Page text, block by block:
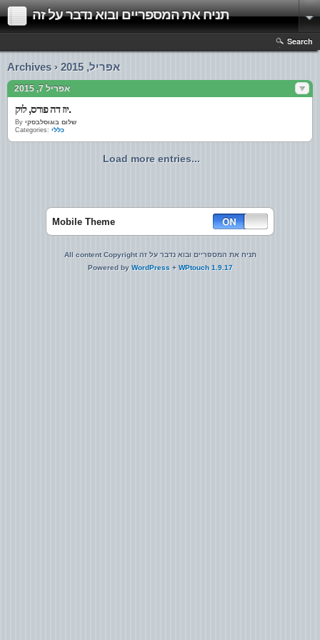
תניח את המספריים ובוא נדבר על זה
Search
Archives › אפריל, 2015
אפריל 7, 2015
יוז דה פורס, לוק.
By שלום בוגוסלבסקי
Categories: כללי
Load more entries...
Mobile Theme
All content Copyright תניח את המספריים ובוא נדבר על זה
Powered by WordPress + WPtouch 1.9.17